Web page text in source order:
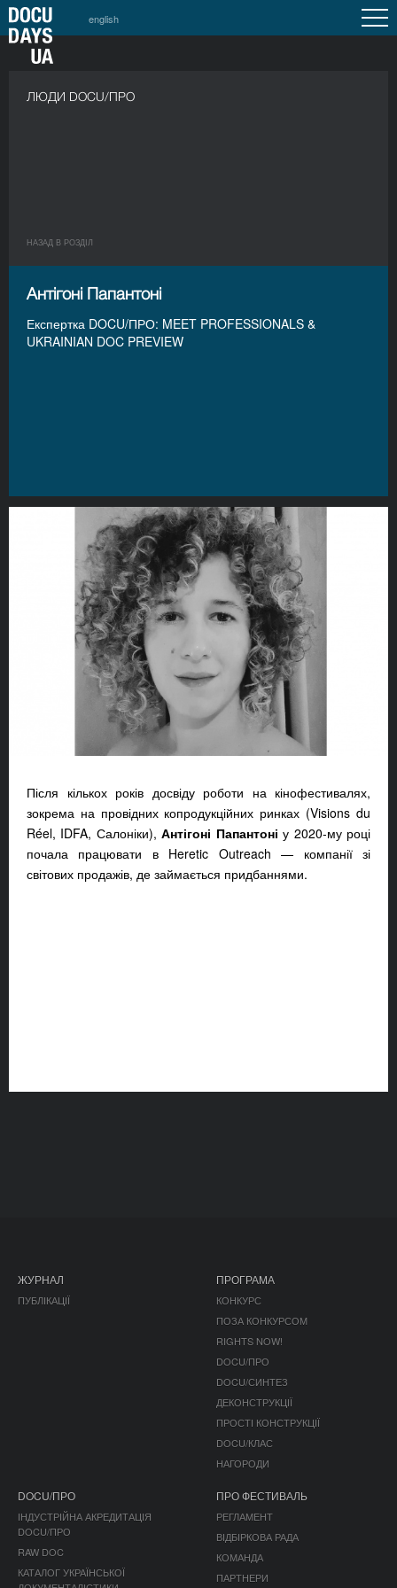
english
ЛЮДИ DOCU/ПРО
НАЗАД В РОЗДIЛ
Антігоні Папантоні
Експертка DOCU/ПРО: MEET PROFESSIONALS &
UKRAINIAN DOC PREVIEW
Після кількох років досвіду роботи на кінофестивалях,
зокрема на провідних копродукційних ринках (Visions du
Réel, IDFA, Салоніки),Антігоні Папантоні у 2020-му році
почала працювати в Heretic Outreach — компанії зі
світових продажів, де займається придбаннями.
ЖУРНАЛ
ПУБЛІКАЦІЇ
ПРОГРАМА
КОНКУРС
ПОЗА КОНКУРСОМ
RIGHTS NOW!
DOCU/ПРО
DOCU/СИНТЕЗ
ДЕКОНСТРУКЦІЇ
ПРОСТІ КОНСТРУКЦІЇ
DOCU/КЛАС
НАГОРОДИ
DOCU/ПРО
ІНДУСТРІЙНА АКРЕДИТАЦІЯ
DOCU/ПРО
RAW DOC
КАТАЛОГ УКРАЇНСЬКОЇ
ПРО ФЕСТИВАЛЬ
РЕГЛАМЕНТ
ВІДБІРКОВА РАДА
КОМАНДА
ПАРТНЕРИ